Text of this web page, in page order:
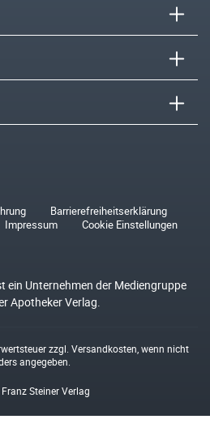
Barrierefreiheitserklärung
Impressum Cookie Einstellungen
ein Unternehmen der Mediengruppe
Apotheker Verlag.
zzgl. Versandkosten , wenn nicht
angegeben.
Steiner Verlag